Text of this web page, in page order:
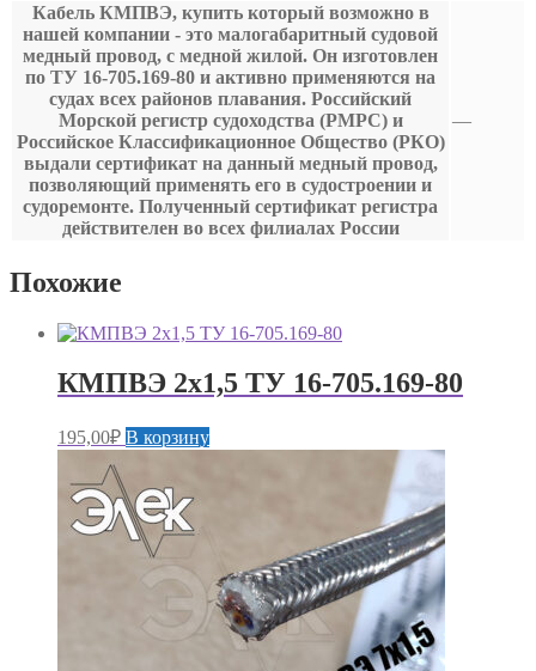
Кабель КМПВЭ, купить который возможно в
нашей компании - это малогабаритный судовой
медный провод, с медной жилой. Он изготовлен
по ТУ 16-705.169-80 и активно применяются на
судах всех районов плавания. Российский
Морской регистр судоходства (РМРС) и
Российское Классификационное Общество (РКО)
выдали сертификат на данный медный провод,
позволяющий применять его в судостроении и
судоремонте. Полученный сертификат регистра
действителен во всех филиалах России
—
Похожие
КМПВЭ 2х1,5 ТУ 16-705.169-80
195,00₽ В корзину